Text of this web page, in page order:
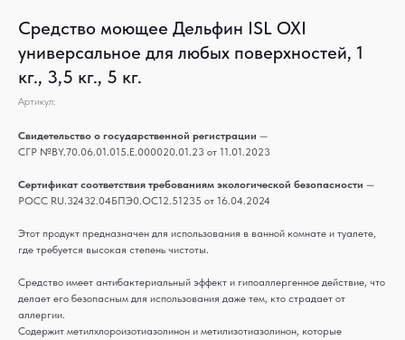
Средство моющее Дельфин ISL OXI
универсальное для любых поверхностей, 1
кг., 3,5 кг., 5 кг.
Артикул:
Свидетельство о государственной регистрации —
СГР №BY.70.06.01.015.Е.000020.01.23 от 11.01.2023
Сертификат соответствия требованиям экологической безопасности —
РОСС RU.32432.04БПЭ0.ОС12.51235 от 16.04.2024
Этот продукт предназначен для использования в ванной комнате и туалете,
где требуется высокая степень чистоты.
Средство имеет антибактериальный эффект и гипоаллергенное действие, что
делает его безопасным для использования даже тем, кто страдает от
аллергии.
Содержит метилхлороизотиазолинон и метилизотиазолинон, которые